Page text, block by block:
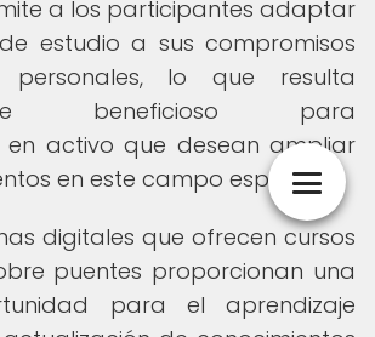
a los participantes adaptar
estudio a sus compromisos
lo que resulta
beneficioso para
en activo que desean ampliar
en este campo específico.
digitales que ofrecen cursos
puentes proporcionan una
para el aprendizaje